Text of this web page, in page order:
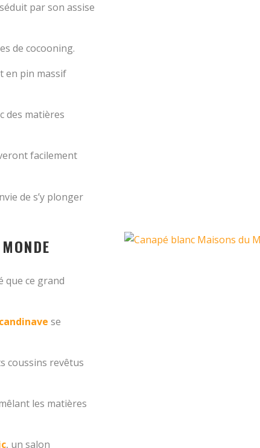
par son assise
de cocooning.
en pin massif
des matières
facilement
de s’y plonger
que ce grand
se
coussins revêtus
les matières
, un salon